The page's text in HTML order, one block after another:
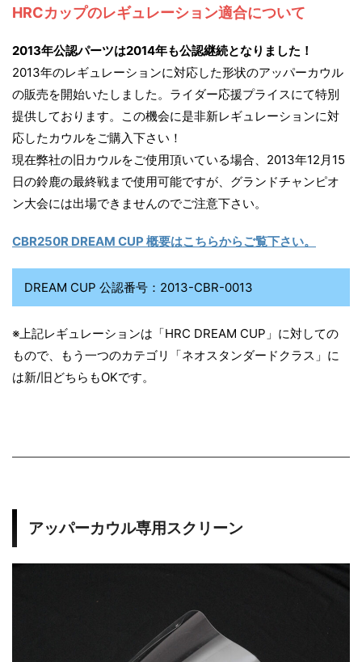
R
2
5
0
R
R
a
c
g
HRCカップのレギュレーション適合について
2013年公認パーツは2014年も公認継続となりました！
2013年のレギュレーションに対応した形状のアッパーカウル
の販売を開始いたしました。ライダー応援プライスにて特別
提供しております。この機会に是非新レギュレーションに対
応したカウルをご購入下さい！
現在弊社の旧カウルをご使用頂いている場合、2013年12月15
日の鈴鹿の最終戦まで使用可能ですが、グランドチャンピオ
ン大会には出場できませんのでご注意下さい。
CBR250R DREAM CUP 概要はこちらからご覧下さい。
DREAM CUP 公認番号：2013-CBR-0013
※上記レギュレーションは「HRC DREAM CUP」に対しての
もので、もう一つのカテゴリ「ネオスタンダードクラス」に
は新/旧どちらもOKです。
アッパーカウル専用スクリーン